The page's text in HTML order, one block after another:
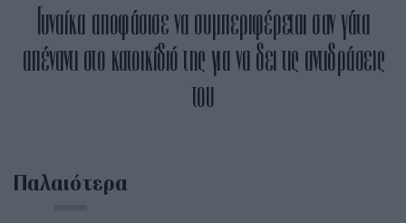
Γυναίκα αποφάσισε να συμπεριφέρεται σαν γάτα
απέναντι στο κατοικίδιό της για να δει τις αντιδράσεις
του
Παλαιότερα